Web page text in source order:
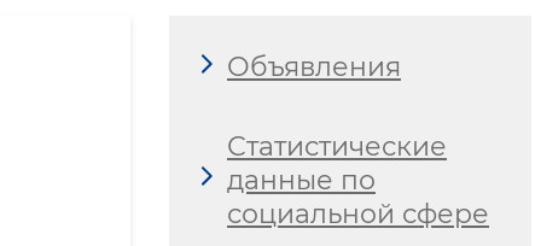
Объявления
Статистические
данные по
социальной сфере